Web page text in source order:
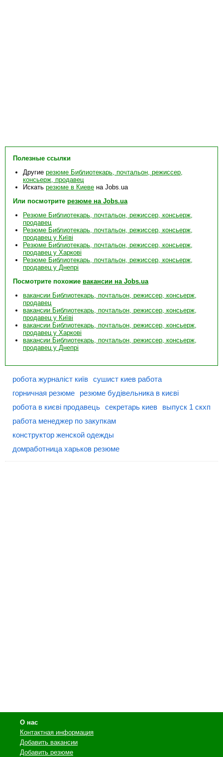
Полезные ссылки
Другие резюме Библиотекарь, почтальон, режиссер,
консьерж, продавец
Искать резюме в Киеве на Jobs.ua
Или посмотрите резюме на Jobs.ua
Резюме Библиотекарь, почтальон, режиссер, консьерж,
продавец
Резюме Библиотекарь, почтальон, режиссер, консьерж,
продавец у Київі
Резюме Библиотекарь, почтальон, режиссер, консьерж,
продавец у Харкові
Резюме Библиотекарь, почтальон, режиссер, консьерж,
продавец у Днепрі
Посмотрите похожие вакансии на Jobs.ua
вакансии Библиотекарь, почтальон, режиссер, консьерж,
продавец
вакансии Библиотекарь, почтальон, режиссер, консьерж,
продавец у Київі
вакансии Библиотекарь, почтальон, режиссер, консьерж,
продавец у Харкові
вакансии Библиотекарь, почтальон, режиссер, консьерж,
продавец у Днепрі
робота журналіст київ сушист киев работа
горничная резюме
резюме будівельника в києві
робота в києві продавець секретарь киев
выпуск 1 скхп
работа менеджер по закупкам
конструктор женской одежды
домработница харьков резюме
О нас
Контактная информация
Добавить вакансии
Добавить резюме